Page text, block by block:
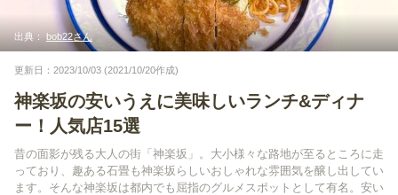
出典： bob22さん
更新日：2023/10/03 (2021/10/20作成)
神楽坂の安いうえに美味しいランチ&ディナ
ー！人気店15選
昔の面影が残る大人の街「神楽坂」。大小様々な路地が至るところに走
っており、趣ある石畳も神楽坂らしいおしゃれな雰囲気を醸し出してい
ます。そんな神楽坂は都内でも屈指のグルメスポットとして有名。安い